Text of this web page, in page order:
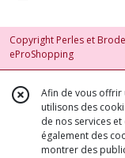
Copyright Perles et
eProShopping
Afin de vous offrir
utilisons des
de nos services
également des
montrer des